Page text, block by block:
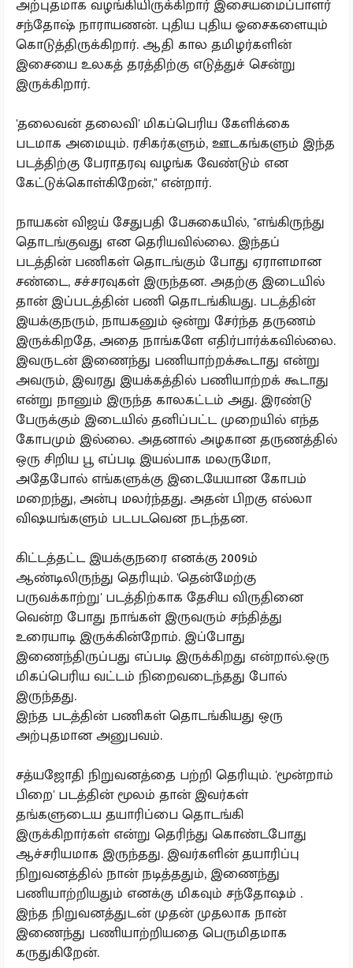
அற்புதமாக வழங்கியிருக்கிறார் இசையமைப்பாளர்
சந்தோஷ் நாராயணன். புதிய புதிய ஓசைகளையும்
கொடுத்திருக்கிறார். ஆதி கால தமிழர்களின்
இசையை உலகத் தரத்திற்கு எடுத்துச் சென்று
இருக்கிறார்.
'தலைவன் தலைவி' மிகப்பெரிய கேளிக்கை
படமாக அமையும். ரசிகர்களும், ஊடகங்களும் இந்த
படத்திற்கு பேராதரவு வழங்க வேண்டும் என
கேட்டுக்கொள்கிறேன்,'' என்றார்.
நாயகன் விஜய் சேதுபதி பேசுகையில், ''எங்கிருந்து
தொடங்குவது என தெரியவில்லை. இந்தப்
படத்தின் பணிகள் தொடங்கும் போது ஏராளமான
சண்டை, சச்சரவுகள் இருந்தன. அதற்கு இடையில்
தான் இப்படத்தின் பணி தொடங்கியது. படத்தின்
இயக்குநரும், நாயகனும் ஒன்று சேர்ந்த தருணம்
இருக்கிறதே, அதை நாங்களே எதிர்பார்க்கவில்லை.
இவருடன் இணைந்து பணியாற்றக்கூடாது என்று
அவரும், இவரது இயக்கத்தில் பணியாற்றக் கூடாது
என்று நானும் இருந்த காலகட்டம் அது. இரண்டு
பேருக்கும் இடையில் தனிப்பட்ட முறையில் எந்த
கோபமும் இல்லை. அதனால் அழகான தருணத்தில்
ஒரு சிறிய பூ எப்படி இயல்பாக மலருமோ,
அதேபோல் எங்களுக்கு இடையேயான கோபம்
மறைந்து, அன்பு மலர்ந்தது. அதன் பிறகு எல்லா
விஷயங்களும் படபடவென நடந்தன.
கிட்டத்தட்ட இயக்குநரை எனக்கு 2009ம்
ஆண்டிலிருந்து தெரியும். 'தென்மேற்கு
பருவக்காற்று' படத்திற்காக தேசிய விருதினை
வென்ற போது நாங்கள் இருவரும் சந்தித்து
உரையாடி இருக்கின்றோம். இப்போது
இணைந்திருப்பது எப்படி இருக்கிறது என்றால்.ஒரு
மிகப்பெரிய வட்டம் நிறைவடைந்தது போல்
இருந்தது.
இந்த படத்தின் பணிகள் தொடங்கியது ஒரு
அற்புதமான அனுபவம்.
சத்யஜோதி நிறுவனத்தை பற்றி தெரியும். 'மூன்றாம்
பிறை' படத்தின் மூலம் தான் இவர்கள்
தங்களுடைய தயாரிப்பை தொடங்கி
இருக்கிறார்கள் என்று தெரிந்து கொண்டபோது
ஆச்சரியமாக இருந்தது. இவர்களின் தயாரிப்பு
நிறுவனத்தில் நான் நடித்ததும், இணைந்து
பணியாற்றியதும் எனக்கு மிகவும் சந்தோஷம் .
இந்த நிறுவனத்துடன் முதன் முதலாக நான்
இணைந்து பணியாற்றியதை பெருமிதமாக
கருதுகிறேன்.